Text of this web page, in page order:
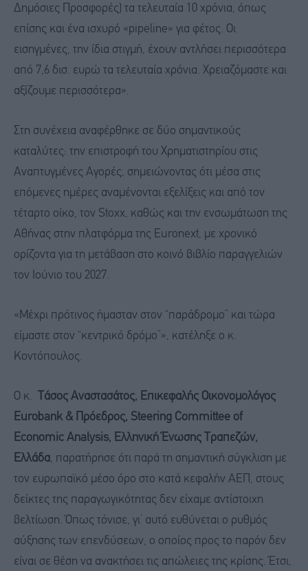
Δημόσιες Προσφορές) τα τελευταία 10 χρόνια, όπως
επίσης και ένα ισχυρό «pipeline» για φέτος. Οι
εισηγμένες, την ίδια στιγμή, έχουν αντλήσει περισσότερα
από 7,6 δισ. ευρώ τα τελευταία χρόνια. Χρειαζόμαστε και
αξίζουμε περισσότερα».
Στη συνέχεια αναφέρθηκε σε δύο σημαντικούς
καταλύτες: την επιστροφή του Χρηματιστηρίου στις
Αναπτυγμένες Αγορές, σημειώνοντας ότι μέσα στις
επόμενες ημέρες αναμένονται εξελίξεις και από τον
τέταρτο οίκο, τον Stoxx, καθώς και την ενσωμάτωση της
Αθήνας στην πλατφόρμα της Euronext, με χρονικό
ορίζοντα για τη μετάβαση στο κοινό βιβλίο παραγγελιών
τον Ιούνιο του 2027.
«Μέχρι πρότινος ήμασταν στον “παράδρομο” και τώρα
είμαστε στον “κεντρικό δρόμο”», κατέληξε ο κ.
Κοντόπουλος.
Ο κ.
Τάσος Αναστασάτος, Επικεφαλής Οικονομολόγος
Eurobank & Πρόεδρος, Steering Committee of
Economic Analysis, Ελληνική Ένωσης Τραπεζών,
Ελλάδα, παρατήρησε ότι παρά τη σημαντική σύγκλιση με
τον ευρωπαϊκό μέσο όρο στο κατά κεφαλήν ΑΕΠ, στους
δείκτες της παραγωγικότητας δεν είχαμε αντίστοιχη
βελτίωση. Όπως τόνισε, γι’ αυτό ευθύνεται ο ρυθμός
αύξησης των επενδύσεων, ο οποίος προς το παρόν δεν
είναι σε θέση να ανακτήσει τις απώλειες της κρίσης. Έτσι,